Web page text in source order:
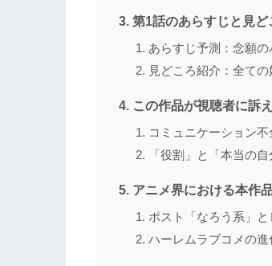
第1話のあらすじと見ど
あらすじ予測：念願
見どころ紹介：全て
この作品が視聴者に訴
コミュニケーション
「役割」と「本当の
アニメ界における本作
ポスト「なろう系」
ハーレムラブコメの